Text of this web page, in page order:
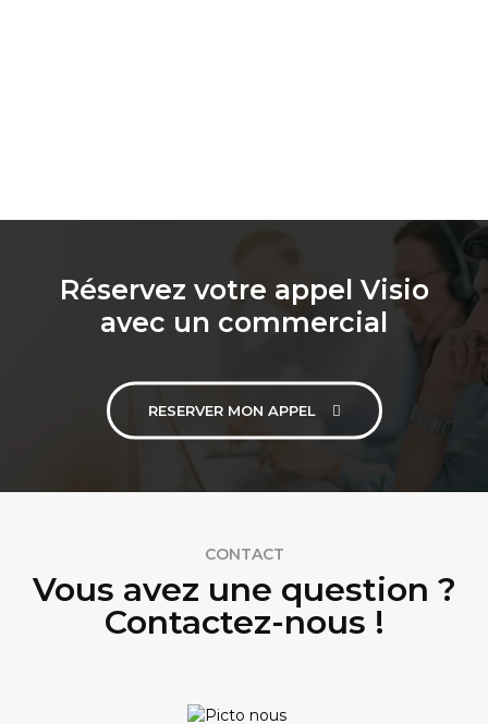
Réservez votre appel Visio
avec un commercial
RESERVER MON APPEL
CONTACT
Vous avez une question ?
Contactez-nous !